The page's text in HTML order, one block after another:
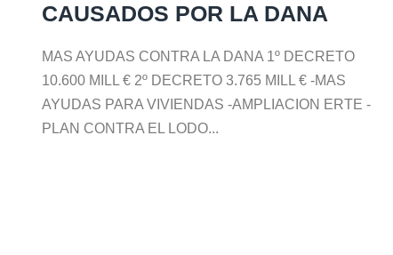
CAUSADOS POR LA DANA
MAS AYUDAS CONTRA LA DANA 1º DECRETO
10.600 MILL € 2º DECRETO 3.765 MILL € -MAS
AYUDAS PARA VIVIENDAS -AMPLIACION ERTE -
PLAN CONTRA EL LODO...